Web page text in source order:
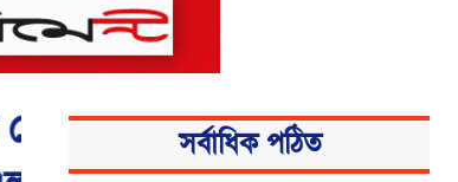
সর্বাধিক পঠিত